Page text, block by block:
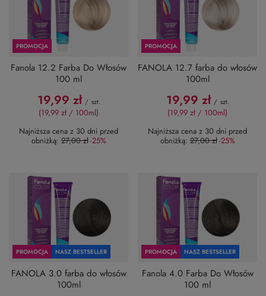
PROMOCJA
Fanola 12.2 Farba Do Włosów
100 ml
19,99 zł / szt.
(19,99 zł / 100ml)
Najniższa cena z 30 dni przed
obniżką:27,00 zł-25%
PROMOCJA
FANOLA 12.7 farba do włosów
100ml
19,99 zł / szt.
(19,99 zł / 100ml)
Najniższa cena z 30 dni przed
obniżką:27,00 zł-25%
PROMOCJA NASZ BESTSELLER
FANOLA 3.0 farba do włosów
100ml
PROMOCJA NASZ BESTSELLER
Fanola 4.0 Farba Do Włosów
100 ml